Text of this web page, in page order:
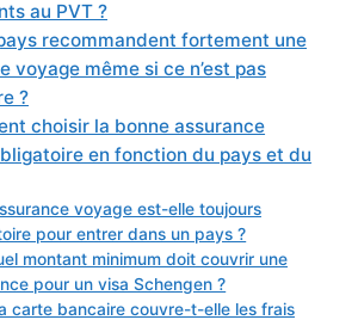
au PVT ?
recommandent fortement une
voyage même si ce n’est pas
?
choisir la bonne assurance
en fonction du pays et du
voyage est-elle toujours
pour entrer dans un pays ?
montant minimum doit couvrir une
pour un visa Schengen ?
carte bancaire couvre-t-elle les frais